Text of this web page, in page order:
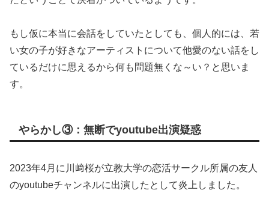
もし仮に本当に会話をしていたとしても、個人的には、若
い女の子が好きなアーティストについて他愛のない話をし
ているだけに思えるから何も問題無くな～い？と思いま
す。
やらかし③：無断でyoutube出演疑惑
2023年4月に川﨑桜が立教大学の恋活サークル所属の友人
のyoutubeチャンネルに出演したとして炎上しました。